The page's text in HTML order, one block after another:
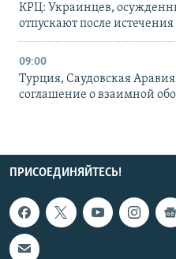
КРЦ: Украинцев,
отпускают после истечения
09:00
Турция, Саудовская
соглашение о взаимной
ПРИСОЕДИНЯЙТЕСЬ!